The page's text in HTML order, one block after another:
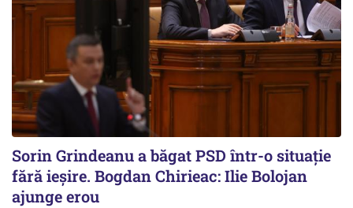
Sorin Grindeanu a băgat PSD într-o situație
fără ieșire. Bogdan Chirieac: Ilie Bolojan
ajunge erou